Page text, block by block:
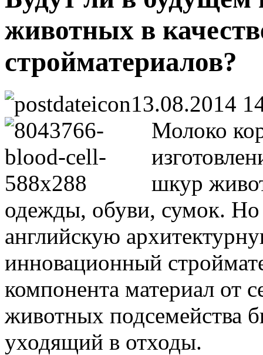
животных в
стройматериалов?
13.08.2014
Молоко
шкур
одежды, обуви, сумок.
английскую
инновационный
компонента материал от
животных подсемейства
уходящий в отходы.